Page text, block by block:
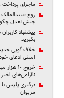
ماجرای پرداخت وام ۱۰ میلیونی به
روح
جیش‌العدل
پیشنهاد
بگیرید!
خلاف گویی
امینی ادعای
خروج ۱۰
ناآرامی‌های اخیر‌
درگیری پلیس
مریوان